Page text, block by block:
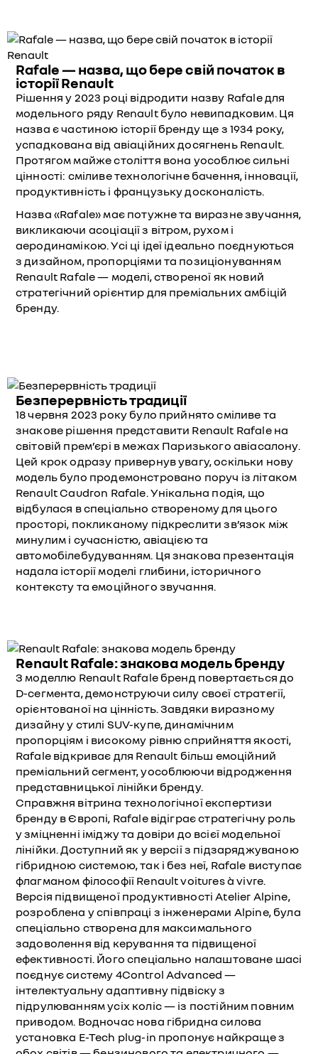
Rafale — назва, що бере свій початок в
історії Renault
Рішення у 2023 році відродити назву Rafale для
модельного ряду Renault було невипадковим. Ця
назва є частиною історії бренду ще з 1934 року,
успадкована від авіаційних досягнень Renault.
Протягом майже століття вона уособлює сильні
цінності: сміливе технологічне бачення, інновації,
продуктивність і французьку досконалість.
Назва «Rafale» має потужне та виразне звучання,
викликаючи асоціації з вітром, рухом і
аеродинамікою. Усі ці ідеї ідеально поєднуються
з дизайном, пропорціями та позиціонуванням
Renault Rafale — моделі, створеної як новий
стратегічний орієнтир для преміальних амбіцій
бренду.
Безперервність традиції
18 червня 2023 року було прийнято сміливе та
знакове рішення представити Renault Rafale на
світовій прем’єрі в межах Паризького авіасалону.
Цей крок одразу привернув увагу, оскільки нову
модель було продемонстровано поруч із літаком
Renault Caudron Rafale. Унікальна подія, що
відбулася в спеціально створеному для цього
просторі, покликаному підкреслити зв’язок між
минулим і сучасністю, авіацією та
автомобілебудуванням. Ця знакова презентація
надала історії моделі глибини, історичного
контексту та емоційного звучання.
Renault Rafale: знакова модель бренду
З моделлю Renault Rafale бренд повертається до
D-сегмента, демонструючи силу своєї стратегії,
орієнтованої на цінність. Завдяки виразному
дизайну у стилі SUV-купе, динамічним
пропорціям і високому рівню сприйняття якості,
Rafale відкриває для Renault більш емоційний
преміальний сегмент, уособлюючи відродження
представницької лінійки бренду.
Справжня вітрина технологічної експертизи
бренду в Європі, Rafale відіграє стратегічну роль
у зміцненні іміджу та довіри до всієї модельної
лінійки. Доступний як у версії з підзаряджуваною
гібридною системою, так і без неї, Rafale виступає
флагманом філософії Renault voitures à vivre.
Версія підвищеної продуктивності Atelier Alpine,
розроблена у співпраці з інженерами Alpine, була
спеціально створена для максимального
задоволення від керування та підвищеної
ефективності. Його спеціально налаштоване шасі
поєднує систему 4Control Advanced —
інтелектуальну адаптивну підвіску з
підрулюванням усіх коліс — із постійним повним
приводом. Водночас нова гібридна силова
установка E-Tech plug-in пропонує найкраще з